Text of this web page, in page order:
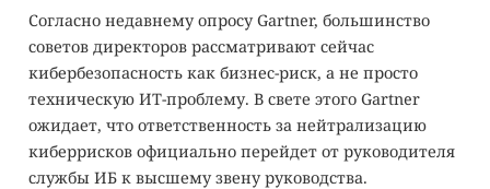
Согласно недавнему опросу Gartner, большинство
советов директоров рассматривают сейчас
кибербезопасность как бизнес-риск, а не просто
техническую ИТ-проблему. В свете этого Gartner
ожидает, что ответственность за нейтрализацию
киберрисков официально перейдет от руководителя
службы ИБ к высшему звену руководства.